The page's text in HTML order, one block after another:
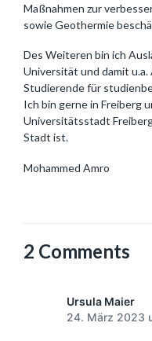
Maßnahmen zur
sowie Geothermie
Des Weiteren bin ich
Universität und damit
Studierende für
Ich bin gerne in Freiberg
Universitätsstadt
Stadt ist.
Mohammed Amro
2 Comments
Ursula Maier
24. März 2023